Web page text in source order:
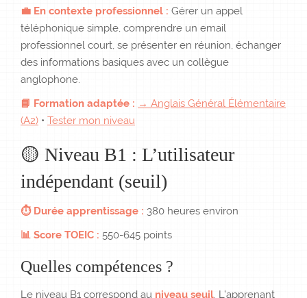
💼 En contexte professionnel : Gérer un appel
téléphonique simple, comprendre un email
professionnel court, se présenter en réunion, échanger
des informations basiques avec un collègue
anglophone.
📘 Formation adaptée : → Anglais Général Élémentaire
(A2) • Tester mon niveau
🟡 Niveau B1 : L’utilisateur
indépendant (seuil)
⏱ Durée apprentissage : 380 heures environ
📊 Score TOEIC : 550-645 points
Quelles compétences ?
Le niveau B1 correspond au niveau seuil. L’apprenant